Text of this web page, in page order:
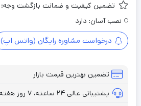
تضمین کیفیت و ضمانت بازگشت وجه:
نصب آسان: دارد
درخواست مشاوره رایگان (واتس اپ)
تضمین بهترین قیمت بازار
پشتیبانی عالی ۲۴ ساعته، ۷ روز هفته